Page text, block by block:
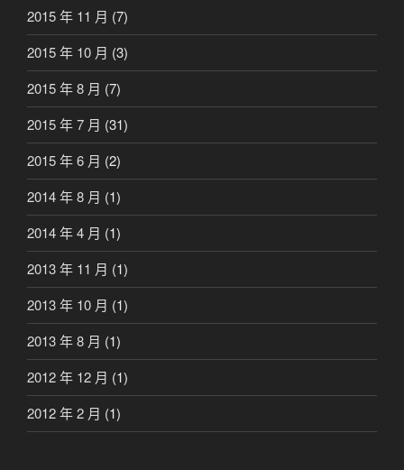
2015 年 11 月 (7)
2015 年 10 月 (3)
2015 年 8 月 (7)
2015 年 7 月 (31)
2015 年 6 月 (2)
2014 年 8 月 (1)
2014 年 4 月 (1)
2013 年 11 月 (1)
2013 年 10 月 (1)
2013 年 8 月 (1)
2012 年 12 月 (1)
2012 年 2 月 (1)